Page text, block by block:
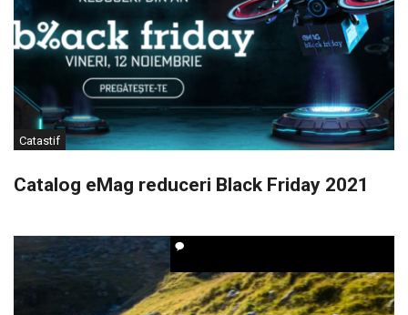
Catastif
Catalog eMag reduceri Black Friday 2021